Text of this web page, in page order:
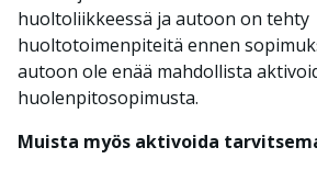
huoltoliikkeessä ja autoon on tehty
huoltotoimenpiteitä ennen
autoon ole enää mahdollista
huolenpitosopimusta.
Muista myös aktivoida